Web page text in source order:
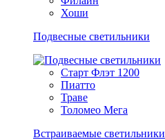
Хоши
Подвесные светильники
Старт Флэт 1200
Пиатто
Траве
Толомео Мега
Встраиваемые светильники